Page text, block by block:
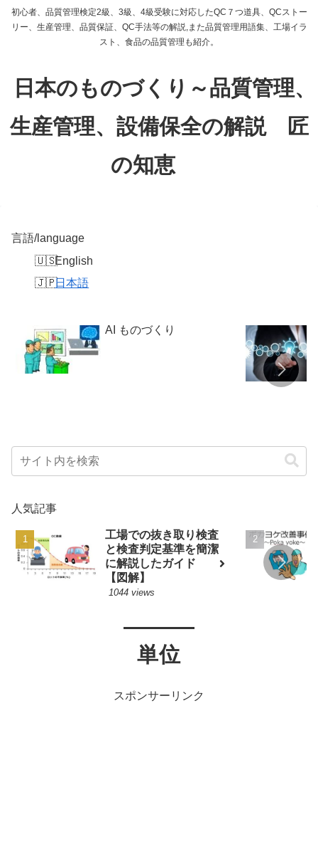
初心者、品質管理検定2級、3級、4級受験に対応したQC７つ道具、QCストー
リー、生産管理、品質保証、QC手法等の解説,また品質管理用語集、工場イラ
スト、食品の品質管理も紹介。
日本のものづくり～品質管理、
生産管理、設備保全の解説 匠
の知恵
言語/language
English
日本語
AI ものづくり
人気記事
工場での抜き取り検査
と検査判定基準を簡潔
に解説したガイド
【図解】
1044 views
単位
スポンサーリンク